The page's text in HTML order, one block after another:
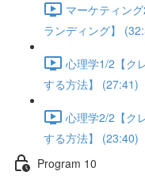
マーケティン
ランディング】
心理学1/2【ク
する方法】 (27:41)
心理学2/2【ク
する方法】 (23:40)
Program 10